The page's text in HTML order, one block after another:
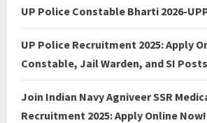
UP Police Constable Bharti 2026-
UP Police Recruitment 2025: Apply
Constable, Jail Warden, and SI Posts
Join Indian Navy Agniveer SSR
Recruitment 2025: Apply Online Now!